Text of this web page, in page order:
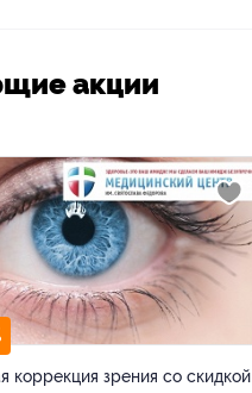
акции
коррекция зрения со скидкой